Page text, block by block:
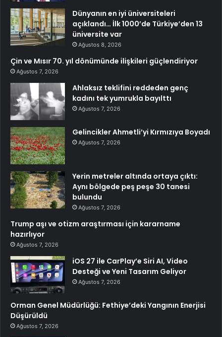
Dünyanın en iyi üniversiteleri
açıklandı… İlk 1000’de Türkiye’den 13
üniversite var
Ağustos 8, 2026
Çin ve Mısır 70. yıl dönümünde ilişkileri güçlendiriyor
Ağustos 7, 2026
Ahlaksız teklifini reddeden genç
kadını tek yumrukla bayılttı
Ağustos 7, 2026
Gelincikler Ahmetli’yi Kırmızıya Boyadı
Ağustos 7, 2026
Yerin metreler altında ortaya çıktı:
Aynı bölgede peş peşe 30 tanesi
bulundu
Ağustos 7, 2026
Trump aşı ve otizm araştırması için kararname
hazırlıyor
Ağustos 7, 2026
iOS 27 ile CarPlay’e Siri AI, Video
Desteği ve Yeni Tasarım Geliyor
Ağustos 7, 2026
Orman Genel Müdürlüğü: Fethiye’deki Yangının Enerjisi
Düşürüldü
Ağustos 7, 2026